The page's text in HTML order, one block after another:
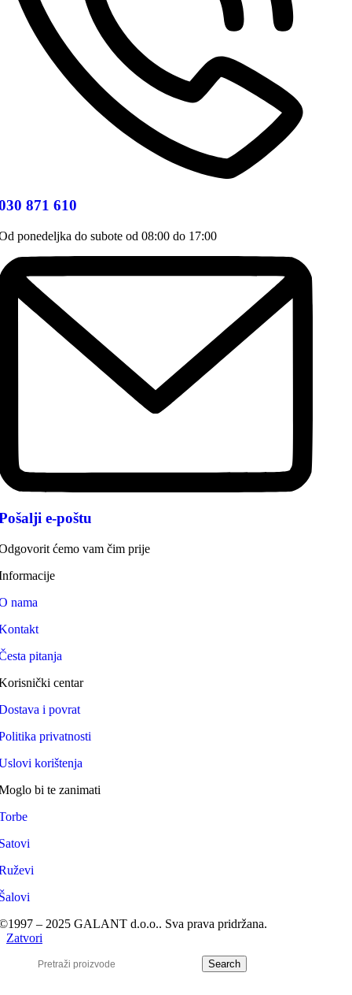
871 610
ponedeljka do subote od 08:00 do 17:00
e-poštu
ćemo vam čim prije
nama
pitanja
centar
i povrat
privatnosti
korištenja
bi te zanimati
– 2025 GALANT d.o.o.. Sva prava pridržana.
Zatvori
Search